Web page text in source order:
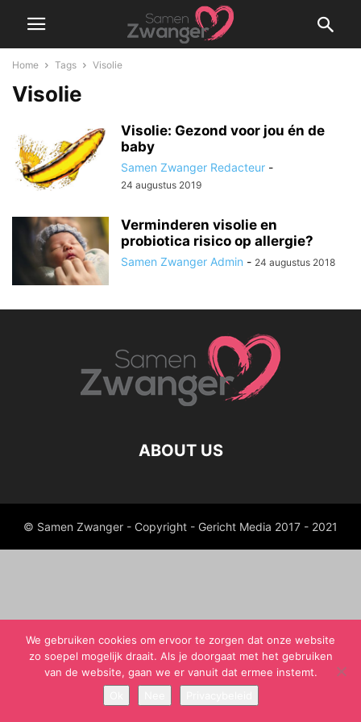
Home Tags Visolie
Visolie
Visolie: Gezond voor jou én de
baby
Samen Zwanger Redacteur -
24 augustus 2019
Verminderen visolie en
probiotica risico op allergie?
Samen Zwanger Admin - 24 augustus 2018
ABOUT US
© Samen Zwanger - Copyright - Gericht Media 2017 - 2021
We gebruiken cookies om ervoor te zorgen dat onze website
zo soepel mogelijk draait. Als je doorgaat met het gebruiken
van de website, gaan we er vanuit dat ermee instemt.